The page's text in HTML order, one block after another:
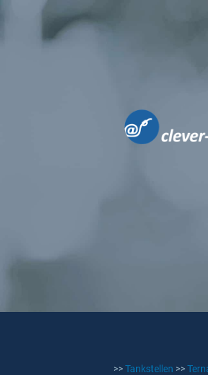
>>Tankstellen >>